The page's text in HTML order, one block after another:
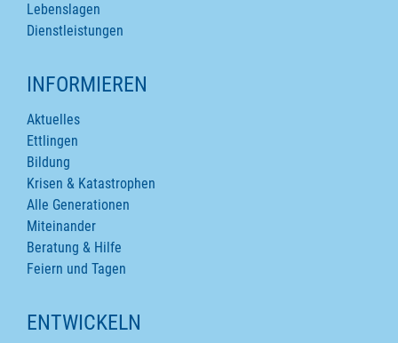
Lebenslagen
Dienstleistungen
INFORMIEREN
Aktuelles
Ettlingen
Bildung
Krisen & Katastrophen
Alle Generationen
Miteinander
Beratung & Hilfe
Feiern und Tagen
ENTWICKELN